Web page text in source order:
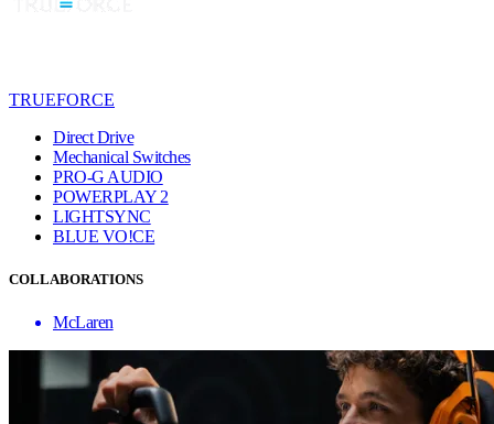
TRUEFORCE
Direct Drive
Mechanical Switches
PRO-G AUDIO
POWERPLAY 2
LIGHTSYNC
BLUE VO!CE
COLLABORATIONS
McLaren